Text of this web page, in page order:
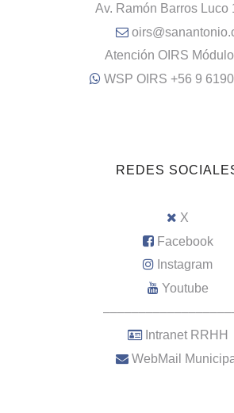
Av. Ramón Barros Luco
Atención OIRS
WSP OIRS +56 9
REDES
X
Facebook
Instagram
Youtube
Intranet RRHH
WebMail